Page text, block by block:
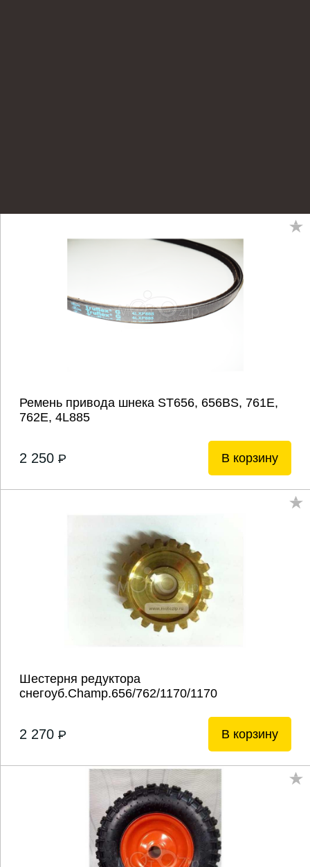
Ремень привода шнека ST656, 656BS, 761Е,
762Е, 4L885
2 250 P В корзину
Шестерня редуктора
снегоуб.Champ.656/762/1170/1170
2 270 P В корзину